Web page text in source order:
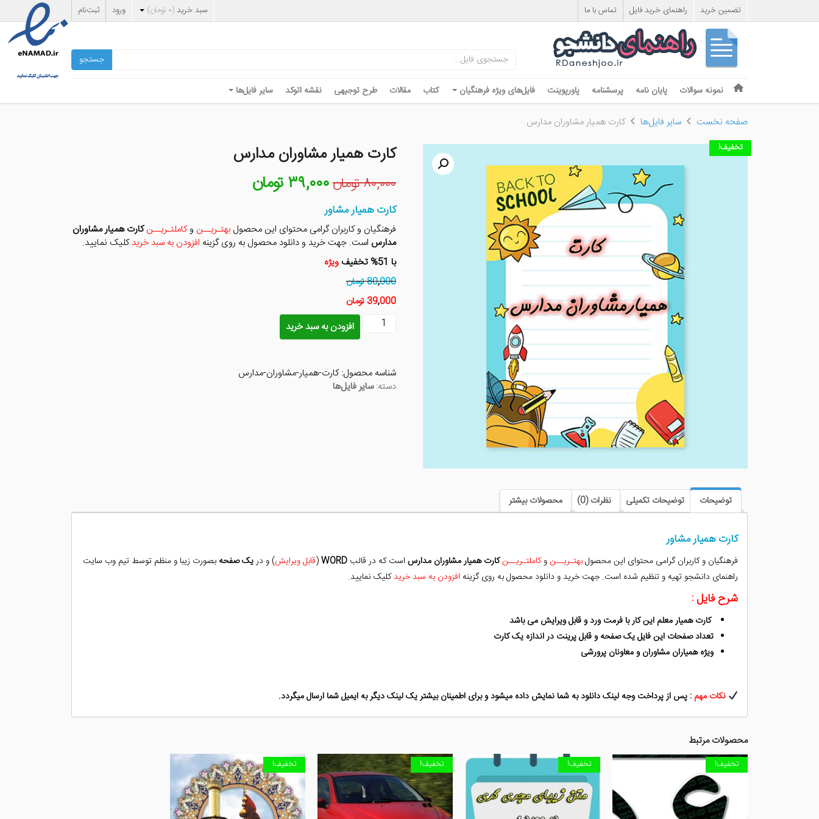
تضمین خرید راهنمای خرید فایل تماس با ما سبد خرید (۰ تومان) ورود ثبت‌نام
جستجو
Menu
Skip to content
نمونه سوالات پایان نامه پرسشنامه پاورپوینت فایل‌های ویژه فرهنگیان کتاب مقالات طرح توجیهی نقشه اتوکد سایر فایل‌ها
صفحه نخست سایر فایل‌ها کارت همیار مشاوران مدارس
تخفیف! کارت همیار مشاوران مدارس
۸۰,۰۰۰تومانقیمت
اصلی
بود.
۳۹,۰۰۰تومان
است.
کارت همیار مشاور
فرهنگیان و کاربران گرامی محتوای این محصول بهتـریــن وکاملتـریــن کارت همیار مشاوران
مدارس است. جهت خرید و دانلود محصول به روی گزینه افزودن به سبد خریدکلیک نمایید.
با 51% تخفیف
ویژه
80,000 تومان
39,000 تومان
کارت
عدد
افزودن به سبد خرید
شناسه محصول:کارت-همیار-مشاوران-مدارس
دسته:سایر فایل‌ها
توضیحات توضیحات تکمیلی نظرات (0) محصولات بیشتر
کارت همیار مشاور
فرهنگیان و کاربران گرامی محتوای این محصولبهتـریــنوکاملتـریــنکارت همیار مشاوران مدارس است که در قالب (قابل ویرایش) و دریک صفحه بصورت زیبا و منظم توسط تیم وب سایت
راهنمای دانشجو تهیه و تنظیم شده است. جهت خرید و دانلود محصول به روی گزینه افزودن به سبد خریدکلیک نمایید.
شرح فایل :
کارت همیار معلم این کار با فرمت ورد و قابل ویرایش می باشد
تعداد صفحات این فایل یک صفحه و قابل پرینت در اندازه یک کارت
ویژه همیاران مشاوران و معاونان پرورشی
نکات مهم : پس از پرداخت وجه لینک دانلود به شما نمایش داده میشود و برای اطمینان بیشتر یک لینک دیگر به ایمیل شما ارسال میگردد.
محصولات مرتبط
تخفیف! تخفیف! تخفیف! تخفیف!